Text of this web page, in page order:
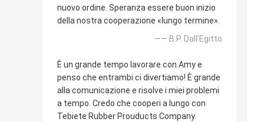
nuovo ordine. Speranza essere buon inizio
della nostra cooperazione «lungo termine».
—— B.P. Dall'Egitto
È un grande tempo lavorare con Amy e
penso che entrambi ci divertiamo! È grande
alla comunicazione e risolve i miei problemi
a tempo. Credo che cooperi a lungo con
Tebiete Rubber Prouducts Company.